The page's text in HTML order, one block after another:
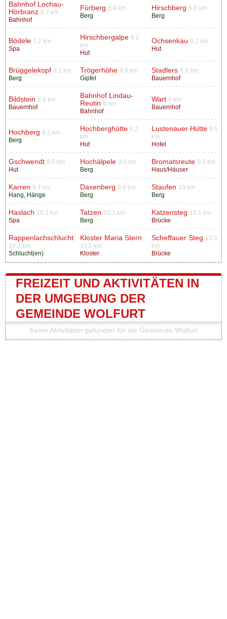
Bahnhof Lochau-
Hörbranz 6.7 km
Bahnhof
Fürberg 6.8 km
Berg
Hirschberg 6.8 km
Berg
Bödele 7.2 km
Spa
Hirschbergalpe 8.2
km
Hut
Ochsenkau 8.2 km
Hut
Brüggelekopf 8.2 km
Berg
Trögerhöhe 8.6 km
Gipfel
Stadlers 8.8 km
Bauernhof
Bildstein 8.8 km
Bauernhof
Bahnhof Lindau-
Reutin 9 km
Bahnhof
Wart 9 km
Bauernhof
Hochberg 9.2 km
Berg
Hochberghütte 9.2
km
Hut
Lustenauer Hütte 9.5
km
Hotel
Gschwendt 9.5 km
Hut
Hochälpele 9.5 km
Berg
Bromatsreute 9.5 km
Haus/Häuser
Karren 9.7 km
Hang, Hänge
Daxenberg 9.8 km
Berg
Staufen 10 km
Berg
Haslach 10.1 km
Spa
Tatzen 10.1 km
Berg
Katzensteg 10.1 km
Brücke
Rappenlachschlucht
10.3 km
Schlucht(en)
Kloster Maria Stern
10.5 km
Kloster
Scheffauer Steg 10.5
km
Brücke
FREIZEIT UND AKTIVITÄTEN IN
DER UMGEBUNG DER
GEMEINDE WOLFURT
Keine Aktivitäten gefunden für die Gemeinde Wolfurt